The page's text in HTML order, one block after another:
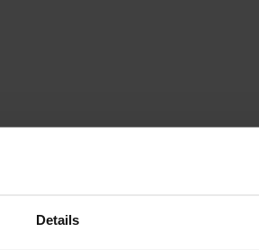
Details